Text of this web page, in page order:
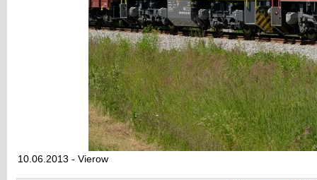
10.06.2013 - Vierow